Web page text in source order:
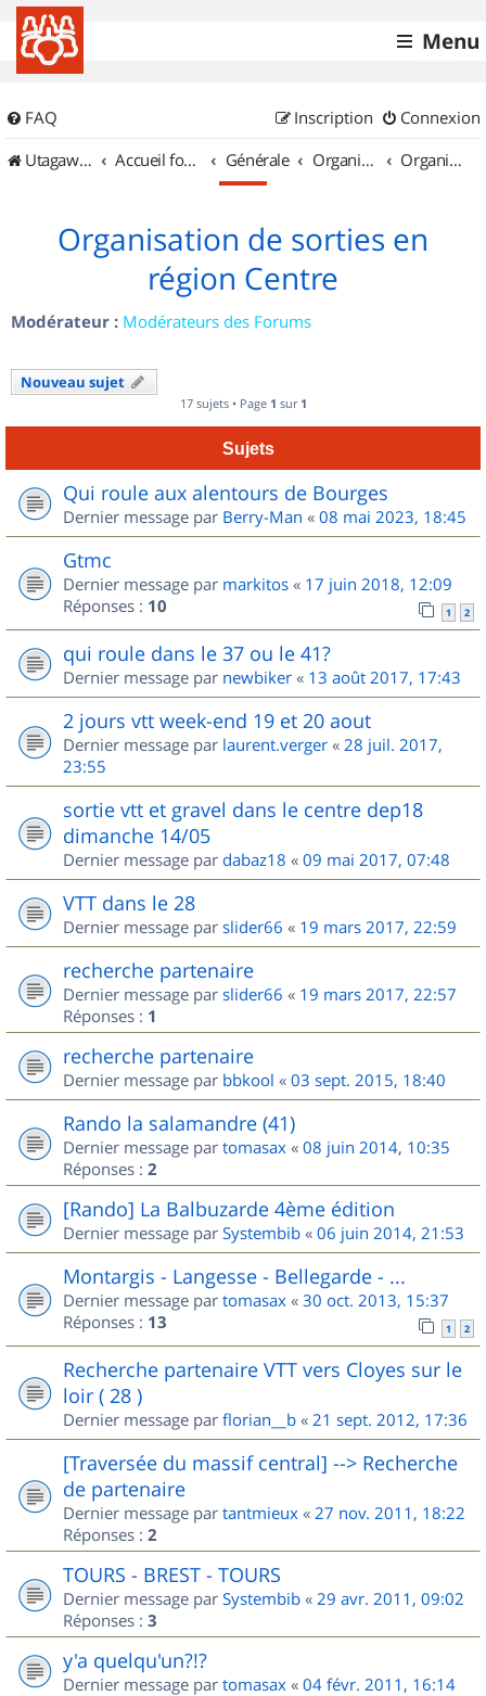
Menu
FAQ Connexion
Inscription
UtagawaVTT (Randos VTT et VTTAE avec traces GPS)
Accueil forum Générale Organisation de sorties & Recherche de partenaires Organisation de sorties en région Centre
Organisation de sorties en
région Centre
Modérateur : Modérateurs des Forums
Nouveau sujet
17 sujets • Page 1 sur 1
Sujets
Qui roule aux alentours de Bourges
Dernier message par Berry-Man « 08 mai 2023, 18:45
Gtmc
Dernier message par markitos « 17 juin 2018, 12:09
Réponses : 10 1 2
qui roule dans le 37 ou le 41?
Dernier message par newbiker « 13 août 2017, 17:43
2 jours vtt week-end 19 et 20 aout
Dernier message par laurent.verger « 28 juil. 2017,
23:55
sortie vtt et gravel dans le centre dep18
dimanche 14/05
Dernier message par dabaz18 « 09 mai 2017, 07:48
VTT dans le 28
Dernier message par slider66 « 19 mars 2017, 22:59
recherche partenaire
Dernier message par slider66 « 19 mars 2017, 22:57
Réponses : 1
recherche partenaire
Dernier message par bbkool « 03 sept. 2015, 18:40
Rando la salamandre (41)
Dernier message par tomasax « 08 juin 2014, 10:35
Réponses : 2
[Rando] La Balbuzarde 4ème édition
Dernier message par Systembib « 06 juin 2014, 21:53
Montargis - Langesse - Bellegarde - ...
Dernier message par tomasax « 30 oct. 2013, 15:37
Réponses : 13 1 2
Recherche partenaire VTT vers Cloyes sur le
loir ( 28 )
Dernier message par florian__b « 21 sept. 2012, 17:36
[Traversée du massif central] --> Recherche
de partenaire
Dernier message par tantmieux « 27 nov. 2011, 18:22
Réponses : 2
TOURS - BREST - TOURS
Dernier message par Systembib « 29 avr. 2011, 09:02
Réponses : 3
y'a quelqu'un?!?
Dernier message par tomasax « 04 févr. 2011, 16:14